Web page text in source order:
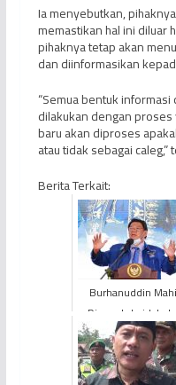
Ia menyebutkan,
memastikan hal ini diluar
pihaknya tetap akan
dan diinformasikan
“Semua bentuk
dilakukan dengan
baru akan diproses
atau tidak sebagai caleg,”
Berita Terkait:
Burhanuddin
Dicopot dari Jabatan
Wakil Ketua
Provinsi Jambi,
Demokr...